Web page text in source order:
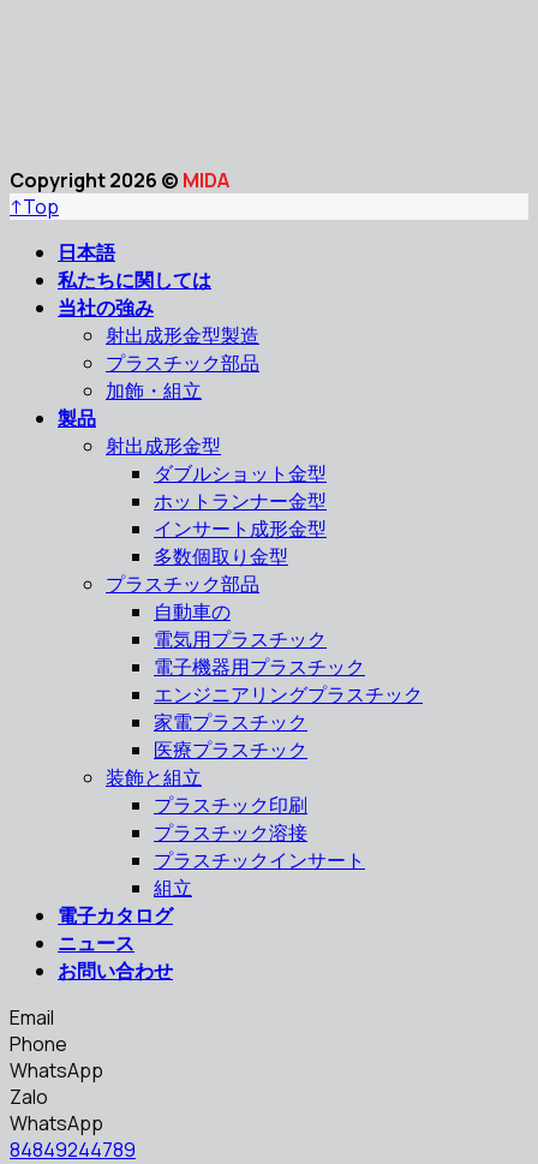
Copyright 2026 © MIDA
↑Top
日本語
私たちに関しては
当社の強み
射出成形金型製造
プラスチック部品
加飾・組立
製品
射出成形金型
ダブルショット金型
ホットランナー金型
インサート成形金型
多数個取り金型
プラスチック部品
自動車の
電気用プラスチック
電子機器用プラスチック
エンジニアリングプラスチック
家電プラスチック
医療プラスチック
装飾と組立
プラスチック印刷
プラスチック溶接
プラスチックインサート
組立
電子カタログ
ニュース
お問い合わせ
Email
Phone
WhatsApp
Zalo
WhatsApp
84849244789